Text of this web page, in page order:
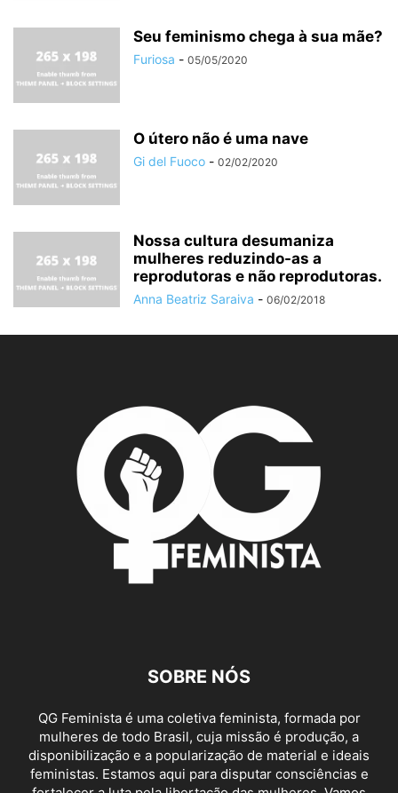
Seu feminismo chega à sua mãe?
Furiosa - 05/05/2020
O útero não é uma nave
Gi del Fuoco - 02/02/2020
Nossa cultura desumaniza
mulheres reduzindo-as a
reprodutoras e não reprodutoras.
Anna Beatriz Saraiva - 06/02/2018
SOBRE NÓS
QG Feminista é uma coletiva feminista, formada por
mulheres de todo Brasil, cuja missão é produção, a
disponibilização e a popularização de material e ideais
feministas. Estamos aqui para disputar consciências e